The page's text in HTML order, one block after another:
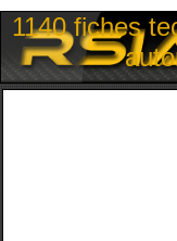
1140 fiches